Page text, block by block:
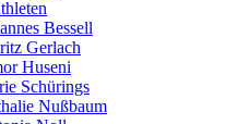
Bessell
Gerlach
Huseni
Schürings
Nußbaum